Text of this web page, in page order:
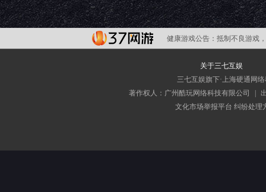
健康游戏公告： 抵制不良游戏
关于三七互娱
三七互娱旗下·上海硬通网
著作权人：广州酷玩网络科技有限公司
文化市场举报平台 纠纷处理